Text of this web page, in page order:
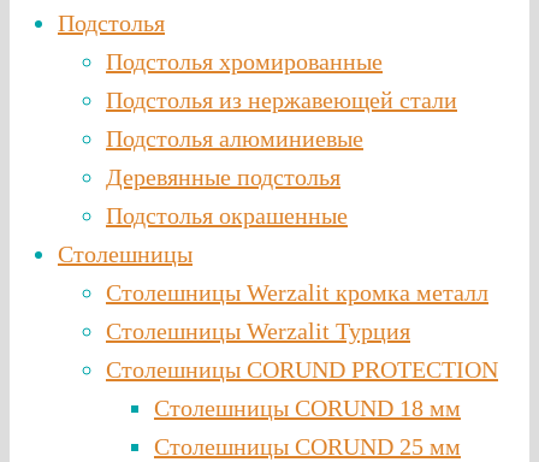
Подстолья
Подстолья хромированные
Подстолья из нержавеющей стали
Подстолья алюминиевые
Деревянные подстолья
Подстолья окрашенные
Столешницы
Столешницы Werzalit кромка металл
Столешницы Werzalit Турция
Столешницы CORUND PROTECTION
Столешницы CORUND 18 мм
Столешницы CORUND 25 мм